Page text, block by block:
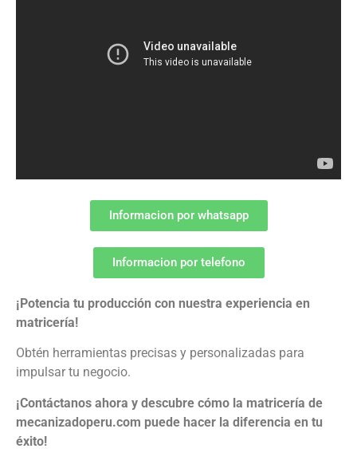
Informacion por whatsapp
Informacion por telefono
¡Potencia tu producción con nuestra experiencia en
matricería!
Obtén herramientas precisas y personalizadas para
impulsar tu negocio.
¡Contáctanos ahora y descubre cómo la matricería de
mecanizadoperu.com puede hacer la diferencia en tu
éxito!